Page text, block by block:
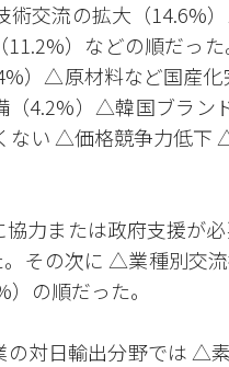
術交流の拡大（14.6%
11.2%）などの順だっ
）△原材料など国産
4.2%）△韓国ブラン
い △価格競争力低下
力または政府支援が
その次に △業種別交
の順だった。
の対日輸出分野では △